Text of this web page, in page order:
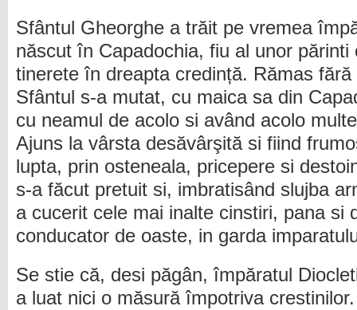
Sfântul Gheorghe a trăit pe vremea
născut în Capadochia, fiu al unor
tinerete în dreapta credință. Rămas
Sfântul s-a mutat, cu maica sa din
cu neamul de acolo si având acolo
Ajuns la vârsta desăvârşită si fiind
lupta, prin osteneala, pricepere si
s-a făcut pretuit si, imbratisând slujba
a cucerit cele mai inalte cinstiri, pana si
conducator de oaste, in garda
Se stie că, desi păgân, împăratul
a luat nici o măsură împotriva